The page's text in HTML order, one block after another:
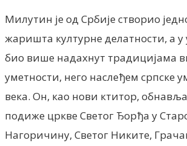
Милутин је од Србије створио
жаришта културне делатности, а у
био више надахнут традицијама
уметности, него наслеђем српске
века. Он, као нови ктитор,
подиже цркве Светог Ђорђа у
Нагоричину, Светог Никите,